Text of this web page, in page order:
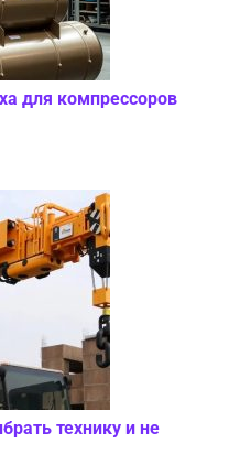
для компрессоров
технику и не